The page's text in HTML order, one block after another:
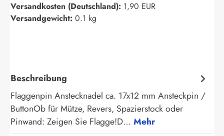
Versandkosten (Deutschland): 1,90 EUR
Versandgewicht: 0.1 kg
Beschreibung
Flaggenpin Anstecknadel ca. 17x12 mm Ansteckpin /
ButtonOb für Mütze, Revers, Spazierstock oder
Pinwand: Zeigen Sie Flagge!D… Mehr